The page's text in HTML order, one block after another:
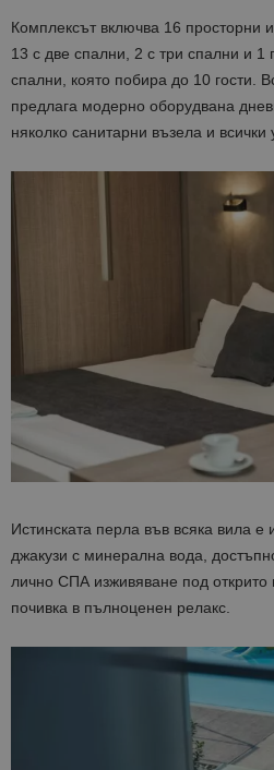
Комплексът включва 16 просторни
13 с две спални, 2 с три спални и 1
спални, която побира до 10 гости.
предлага модерно оборудвана
няколко санитарни възела и всички
Истинската перла във всяка вила
джакузи с минерална вода,
лично СПА изживяване под
почивка в пълноценен релакс.